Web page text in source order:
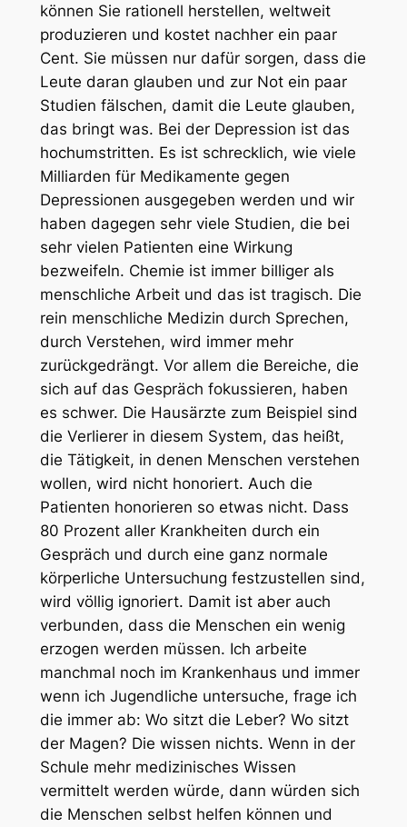
können Sie rationell herstellen, weltweit
produzieren und kostet nachher ein paar
Cent. Sie müssen nur dafür sorgen, dass die
Leute daran glauben und zur Not ein paar
Studien fälschen, damit die Leute glauben,
das bringt was. Bei der Depression ist das
hochumstritten. Es ist schrecklich, wie viele
Milliarden für Medikamente gegen
Depressionen ausgegeben werden und wir
haben dagegen sehr viele Studien, die bei
sehr vielen Patienten eine Wirkung
bezweifeln. Chemie ist immer billiger als
menschliche Arbeit und das ist tragisch. Die
rein menschliche Medizin durch Sprechen,
durch Verstehen, wird immer mehr
zurückgedrängt. Vor allem die Bereiche, die
sich auf das Gespräch fokussieren, haben
es schwer. Die Hausärzte zum Beispiel sind
die Verlierer in diesem System, das heißt,
die Tätigkeit, in denen Menschen verstehen
wollen, wird nicht honoriert. Auch die
Patienten honorieren so etwas nicht. Dass
80 Prozent aller Krankheiten durch ein
Gespräch und durch eine ganz normale
körperliche Untersuchung festzustellen sind,
wird völlig ignoriert. Damit ist aber auch
verbunden, dass die Menschen ein wenig
erzogen werden müssen. Ich arbeite
manchmal noch im Krankenhaus und immer
wenn ich Jugendliche untersuche, frage ich
die immer ab: Wo sitzt die Leber? Wo sitzt
der Magen? Die wissen nichts. Wenn in der
Schule mehr medizinisches Wissen
vermittelt werden würde, dann würden sich
die Menschen selbst helfen können und